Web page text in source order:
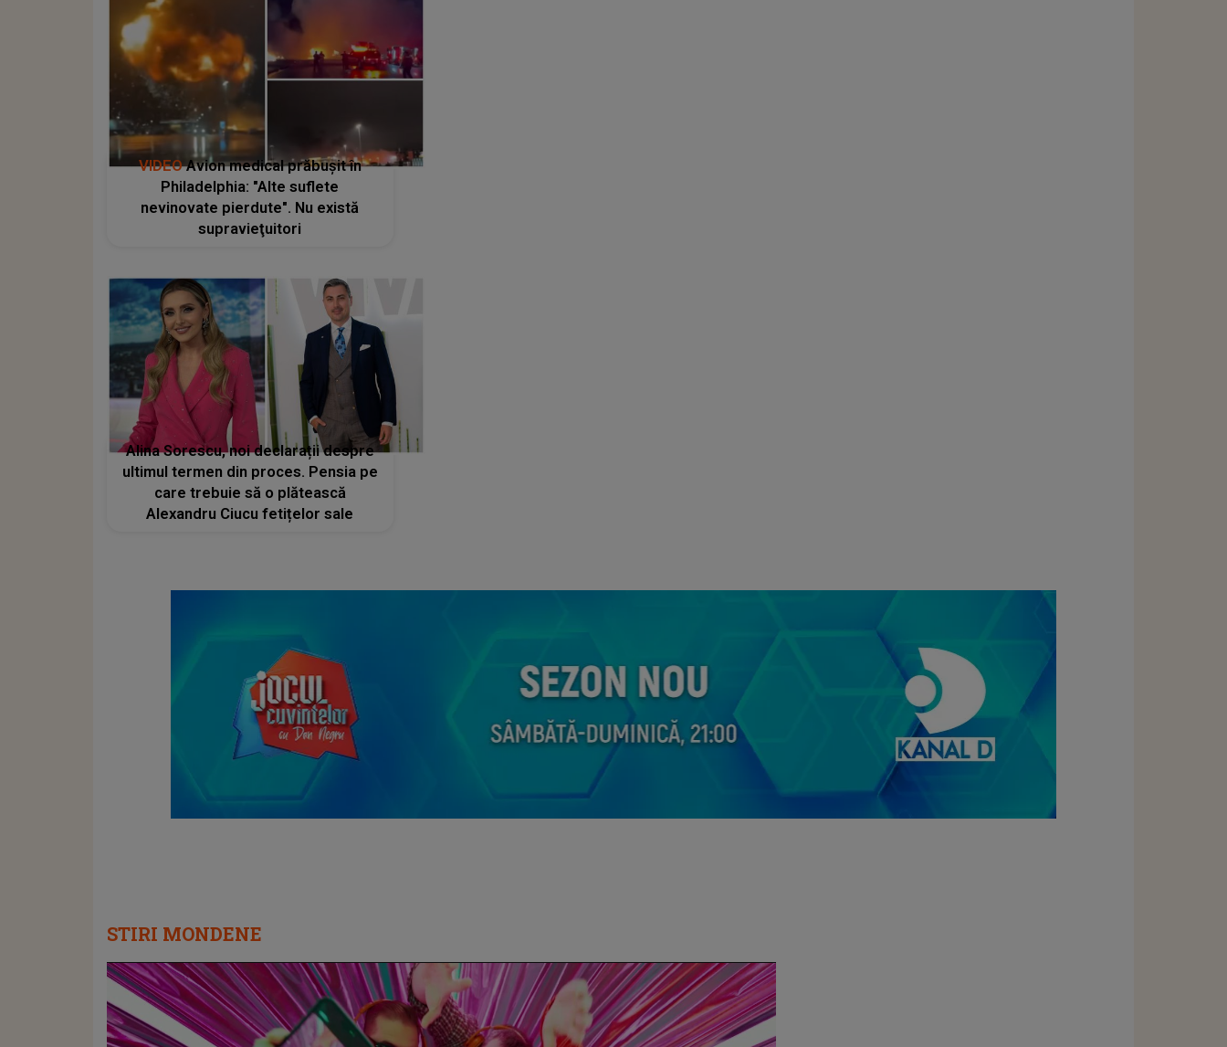
VIDEOAvion medical prăbușit în
Philadelphia: "Alte suflete
nevinovate pierdute". Nu există
supravieţuitori
Alina Sorescu, noi declarații despre
ultimul termen din proces. Pensia pe
care trebuie să o plătească
Alexandru Ciucu fetițelor sale
STIRI MONDENE